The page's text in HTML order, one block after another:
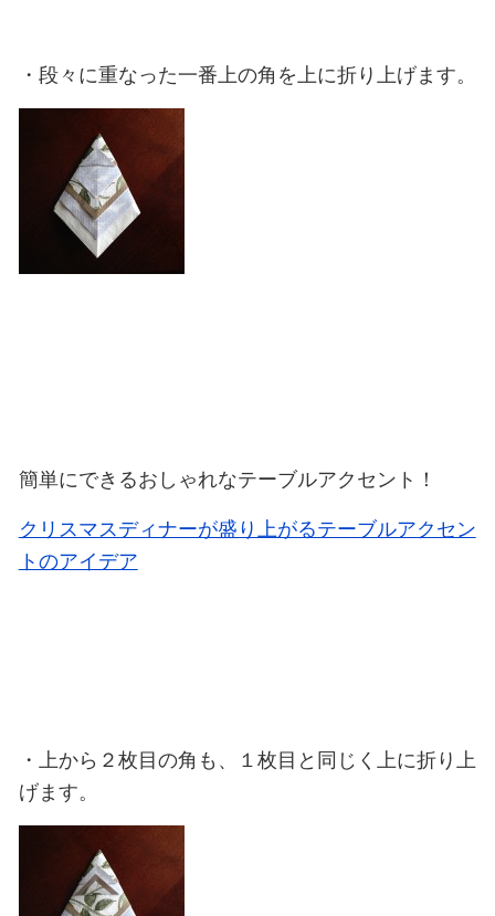
・段々に重なった一番上の角を上に折り上げます。
簡単にできるおしゃれなテーブルアクセント！
クリスマスディナーが盛り上がるテーブルアクセン
トのアイデア
・上から２枚目の角も、１枚目と同じく上に折り上
げます。